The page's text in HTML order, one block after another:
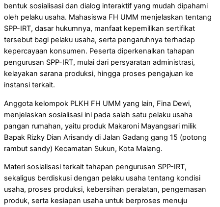
bentuk sosialisasi dan dialog interaktif yang mudah dipahami
oleh pelaku usaha. Mahasiswa FH UMM menjelaskan tentang
SPP-IRT, dasar hukumnya, manfaat kepemilikan sertifikat
tersebut bagi pelaku usaha, serta pengaruhnya terhadap
kepercayaan konsumen. Peserta diperkenalkan tahapan
pengurusan SPP-IRT, mulai dari persyaratan administrasi,
kelayakan sarana produksi, hingga proses pengajuan ke
instansi terkait.
Anggota kelompok PLKH FH UMM yang lain, Fina Dewi,
menjelaskan sosialisasi ini pada salah satu pelaku usaha
pangan rumahan, yaitu produk Makaroni Mayangsari milik
Bapak Rizky Dian Arisandy di Jalan Gadang gang 15 (potong
rambut sandy) Kecamatan Sukun, Kota Malang.
Materi sosialisasi terkait tahapan pengurusan SPP-IRT,
sekaligus berdiskusi dengan pelaku usaha tentang kondisi
usaha, proses produksi, kebersihan peralatan, pengemasan
produk, serta kesiapan usaha untuk berproses menuju